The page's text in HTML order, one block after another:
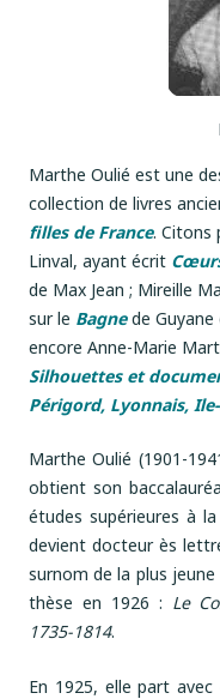
Marthe Oulié est une
collection de livres
filles de France. Citons
Linval, ayant écrit
de Max Jean ; Mireille
sur le Bagnede Guyane
encore Anne-Marie
Silhouettes et
Périgord, Lyonnais,
Marthe Oulié (1901-
obtient son
études supérieures à
devient docteur ès
surnom de la plus jeune
thèse en 1926 : Le
1735-1814.
En 1925, elle part